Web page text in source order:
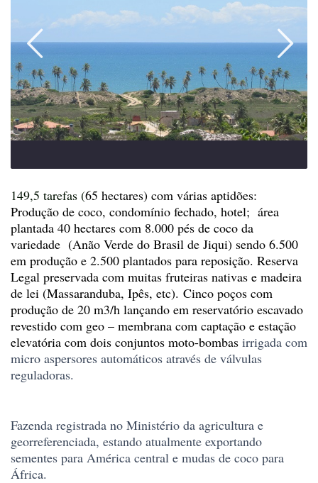
149,5 tarefas (65 hectares) com várias aptidões:
Produção de coco, condomínio fechado, hotel; área
plantada 40 hectares com 8.000 pés de coco da
variedade (Anão Verde do Brasil de Jiqui) sendo 6.500
em produção e 2.500 plantados para reposição. Reserva
Legal preservada com muitas fruteiras nativas e madeira
de lei (Massaranduba, Ipês, etc). Cinco poços com
produção de 20 m3/h lançando em reservatório escavado
revestido com geo – membrana com captação e estação
elevatória com dois conjuntos moto-bombas irrigada com
micro aspersores automáticos através de válvulas
reguladoras.
Fazenda registrada no Ministério da agricultura e
georreferenciada, estando atualmente exportando
sementes para América central e mudas de coco para
África.